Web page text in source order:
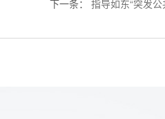
下一条： 指导如东“突发